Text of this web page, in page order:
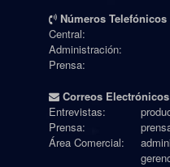
Números Telefónicos
Central:
Administración:
Prensa:
Correos Electrónicos
Entrevistas:
Prensa:
Área Comercial: